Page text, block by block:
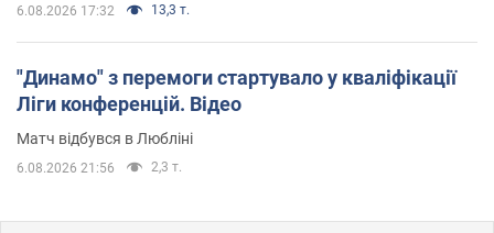
6.08.2026 17:32 13,3 т.
"Динамо" з перемоги стартувало у кваліфікації
Ліги конференцій. Відео
Матч відбувся в Любліні
6.08.2026 21:56 2,3 т.